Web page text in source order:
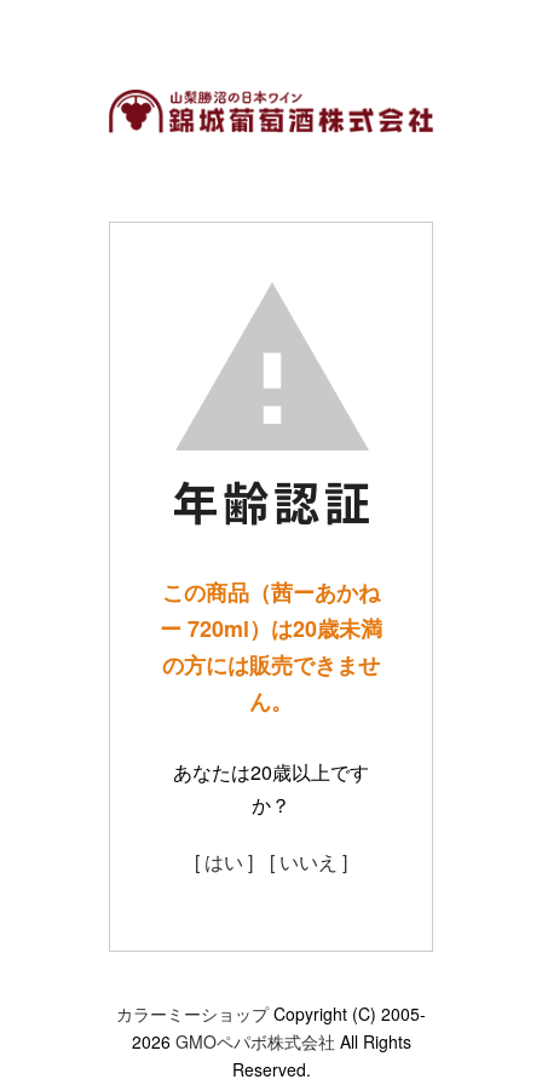
この商品（茜ーあかね
ー 720ml）は20歳未満
の方には販売できませ
ん。
あなたは20歳以上です
か？
[ はい ] [ いいえ ]
カラーミーショップCopyright (C) 2005-
2026 GMOペパボ株式会社 All Rights
Reserved.